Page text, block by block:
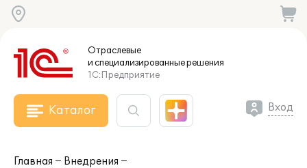
Отраслевые
и специализированныерешения
1С:Предприятие
Каталог Вход
Главная
Внедрения